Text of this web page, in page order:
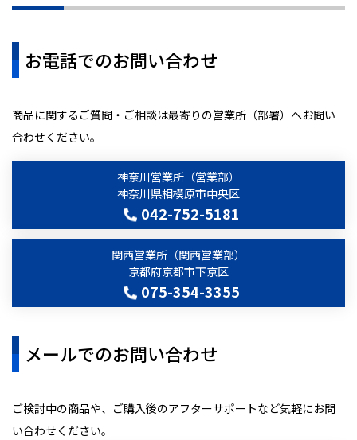
お電話でのお問い合わせ
商品に関するご質問・ご相談は最寄りの営業所（部署）へお問い
合わせください。
神奈川営業所（営業部）
神奈川県相模原市中央区
042-752-5181
関西営業所（関西営業部）
京都府京都市下京区
075-354-3355
メールでのお問い合わせ
ご検討中の商品や、ご購入後のアフターサポートなど気軽にお問
い合わせください。